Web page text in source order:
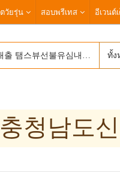
วัยรุ่น สอบพรีเทส อีเวนต์
ทั้ง